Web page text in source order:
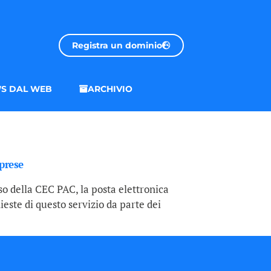
Registra un dominio
DAL WEB ARCHIVIO
della CEC PAC, la posta elettronica
di questo servizio da parte dei